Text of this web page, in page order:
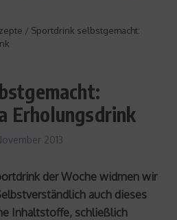
/ Sportdrink selbstgemacht:
Erholungsdrink
2013
der Woche widmen wir
auch dieses
Inhaltstoffe, schließlich